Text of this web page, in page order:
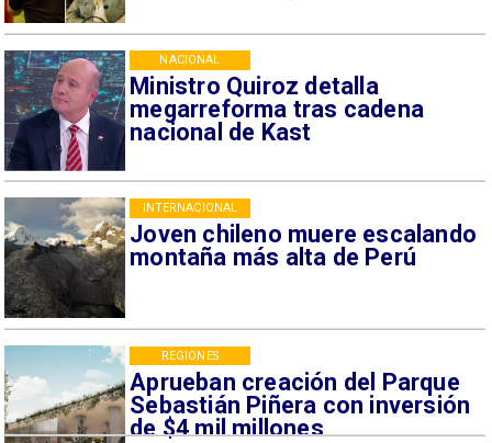
Ministro Quiroz detalla
megarreforma tras cadena
nacional de Kast
NACIONAL
Joven chileno muere escalando
montaña más alta de Perú
INTERNACIONAL
Aprueban creación del Parque
Sebastián Piñera con inversión
de $4 mil millones
REGIONES